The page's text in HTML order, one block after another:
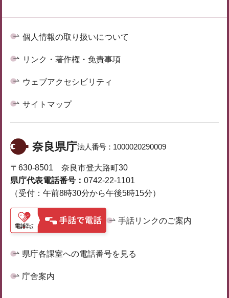
個人情報の取り扱いについて
リンク・著作権・免責事項
ウェブアクセシビリティ
サイトマップ
奈良県庁法人番号： 1000020290009
〒630-8501 奈良市登大路町30
県庁代表電話番号： 0742-22-1101
（受付：午前8時30分から午後5時15分）
手話リンクのご案内
県庁各課室への電話番号を見る
庁舎案内